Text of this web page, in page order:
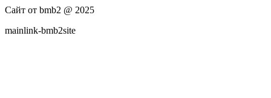
Сайт от bmb2 @ 2025
mainlink-bmb2site